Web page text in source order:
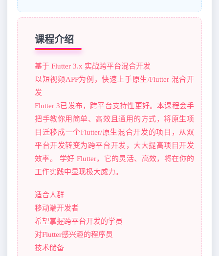
课程介绍
基于 Flutter 3.x 实战跨平台混合开发
以短视频APP为例，快速上手原生/Flutter 混合开
发
Flutter 3已发布，跨平台支持性更好。本课程会手
把手教你用简单、高效且通用的方式，将原生项
目迁移成一个Flutter/原生混合开发的项目，从双
平台开发转变为跨平台开发，大大提高项目开发
效率。 学好 Flutter，它的灵活、高效，将在你的
工作实践中显现极大威力。
适合人群
移动端开发者
希望掌握跨平台开发的学员
对Flutter感兴趣的程序员
技术储备